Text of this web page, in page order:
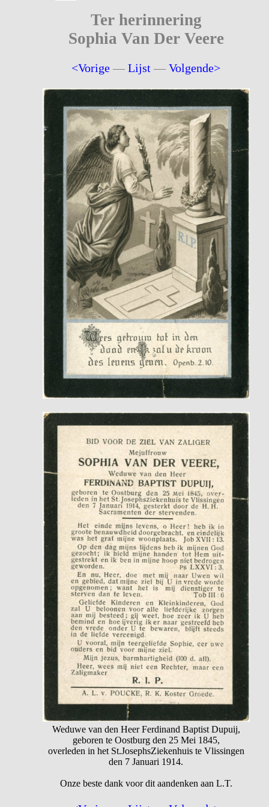
Ter herinnering
Sophia Van Der Veere
<Vorige —Lijst —Volgende>
Weduwe van den Heer Ferdinand Baptist Dupuij,
geboren te Oostburg den 25 Mei 1845,
overleden in het St.JosephsZiekenhuis te Vlissingen
den 7 Januari 1914.
Onze beste dank voor dit aandenken aan L.T.